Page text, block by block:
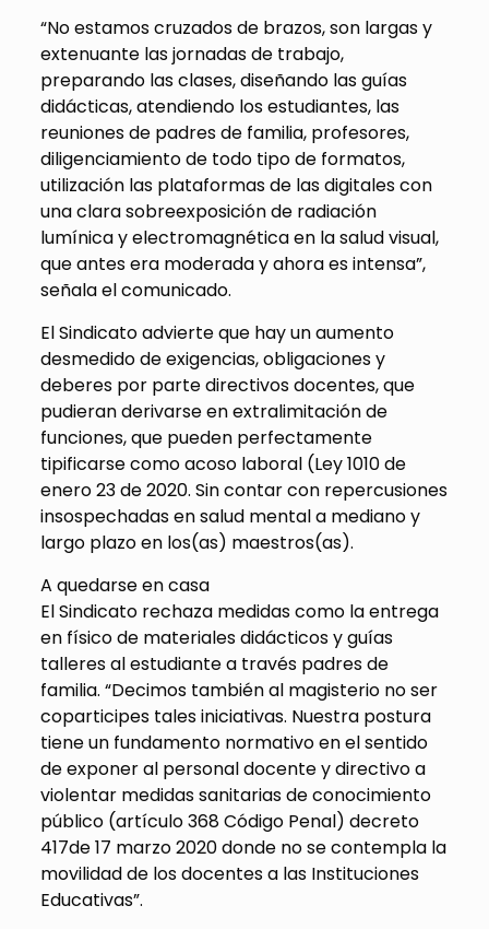
“No estamos cruzados de brazos, son largas y
extenuante las jornadas de trabajo,
preparando las clases, diseñando las guías
didácticas, atendiendo los estudiantes, las
reuniones de padres de familia, profesores,
diligenciamiento de todo tipo de formatos,
utilización las plataformas de las digitales con
una clara sobreexposición de radiación
lumínica y electromagnética en la salud visual,
que antes era moderada y ahora es intensa”,
señala el comunicado.
El Sindicato advierte que hay un aumento
desmedido de exigencias, obligaciones y
deberes por parte directivos docentes, que
pudieran derivarse en extralimitación de
funciones, que pueden perfectamente
tipificarse como acoso laboral (Ley 1010 de
enero 23 de 2020. Sin contar con repercusiones
insospechadas en salud mental a mediano y
largo plazo en los(as) maestros(as).
A quedarse en casa
El Sindicato rechaza medidas como la entrega
en físico de materiales didácticos y guías
talleres al estudiante a través padres de
familia. “Decimos también al magisterio no ser
coparticipes tales iniciativas. Nuestra postura
tiene un fundamento normativo en el sentido
de exponer al personal docente y directivo a
violentar medidas sanitarias de conocimiento
público (artículo 368 Código Penal) decreto
417de 17 marzo 2020 donde no se contempla la
movilidad de los docentes a las Instituciones
Educativas”.